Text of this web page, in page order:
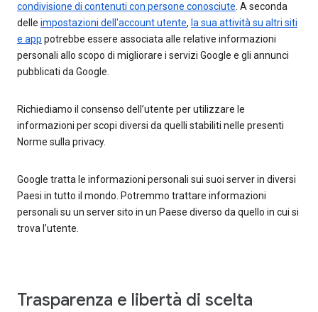
condivisione di contenuti con persone conosciute. A seconda
delle impostazioni dell'account utente, la sua attività su altri siti
e app potrebbe essere associata alle relative informazioni
personali allo scopo di migliorare i servizi Google e gli annunci
pubblicati da Google.
Richiediamo il consenso dell’utente per utilizzare le
informazioni per scopi diversi da quelli stabiliti nelle presenti
Norme sulla privacy.
Google tratta le informazioni personali sui suoi server in diversi
Paesi in tutto il mondo. Potremmo trattare informazioni
personali su un server sito in un Paese diverso da quello in cui si
trova l’utente.
Trasparenza e libertà di scelta